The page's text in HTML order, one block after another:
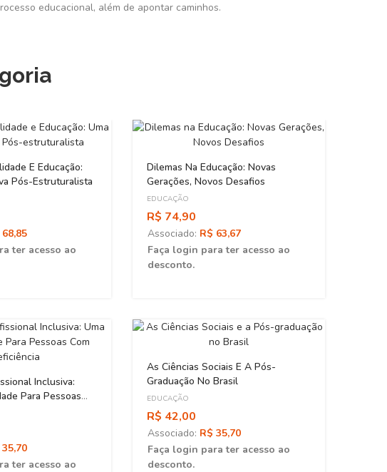
educacional, além de apontar caminhos.
E Educação:
Pós-Estruturalista
ter acesso ao
Inclusiva:
Para Pessoas
ter acesso ao
Dilemas Na Educação: Novas
Gerações, Novos Desafios
EDUCAÇÃO
R$ 74,90
Associado: R$ 63,67
Faça login para ter acesso ao
desconto.
As Ciências Sociais E A Pós-
Graduação No Brasil
EDUCAÇÃO
R$ 42,00
Associado: R$ 35,70
Faça login para ter acesso ao
desconto.